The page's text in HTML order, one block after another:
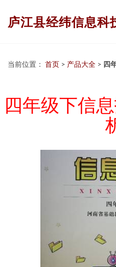
庐江县经纬信息科
当前位置： 首页 > 产品大全 > 四
四年级下信